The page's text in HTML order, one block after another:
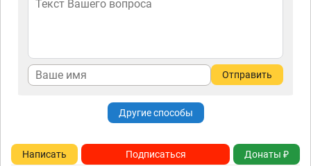
Отправить
Другие способы
Написать Подписаться Донаты ₽